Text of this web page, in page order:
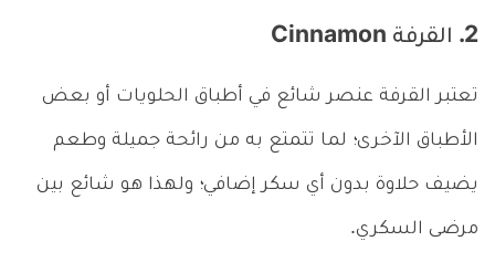
2. القرفة Cinnamon
تعتبر القرفة عنصر شائع في أطباق الحلويات أو بعض
الأطباق الآخرى؛ لما تتمتع به من رائحة جميلة وطعم
يضيف حلاوة بدون أي سكر إضافي؛ ولهذا هو شائع بين
مرضى السكري.